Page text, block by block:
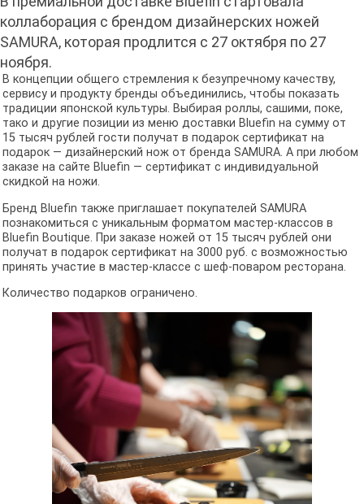
коллаборация с брендом дизайнерских ножей
SAMURA, которая продлится с 27 октября по 27
ноября.
В концепции общего стремления к безупречному качеству,
сервису и продукту бренды объединились, чтобы показать
традиции японской культуры. Выбирая роллы, сашими, поке,
тако и другие позиции из меню доставки Bluefin на сумму от
15 тысяч рублей гости получат в подарок сертификат на
подарок — дизайнерский нож от бренда SAMURA. А при любом
заказе на сайте Bluefin — сертификат с индивидуальной
скидкой на ножи.
Бренд Bluefin также приглашает покупателей SAMURA
познакомиться с уникальным форматом мастер-классов в
Bluefin Boutique. При заказе ножей от 15 тысяч рублей они
получат в подарок сертификат на 3000 руб. с возможностью
принять участие в мастер-классе с шеф-поваром ресторана.
Количество подарков ограничено.